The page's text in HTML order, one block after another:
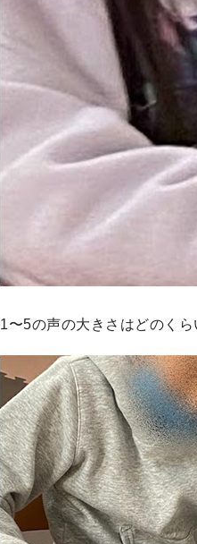
1〜5の声の大きさはどのく